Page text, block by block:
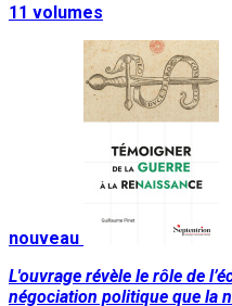
11 volumes
nouveau
L'ouvrage révèle le rôle de
négociation politique que la